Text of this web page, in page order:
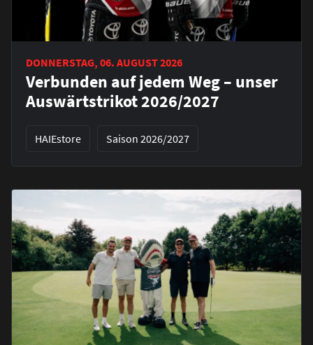
DONNERSTAG, 06. AUGUST 2026
Verbunden auf jedem Weg – unser
Auswärtstrikot 2026/2027
HAIEstore Saison 2026/2027